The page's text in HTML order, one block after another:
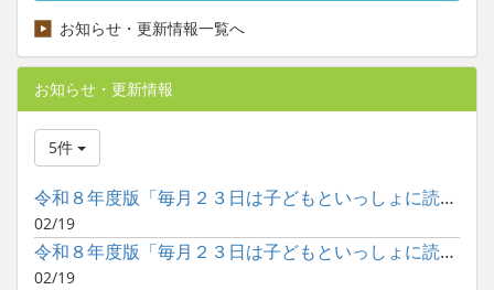
お知らせ・更新情報一覧へ
お知らせ・更新情報
5件
令和８年度版「毎月２３日は子どもといっしょに読書の日」ポスタ...
02/19
令和８年度版「毎月２３日は子どもといっしょに読書の日」ポスタ...
02/19